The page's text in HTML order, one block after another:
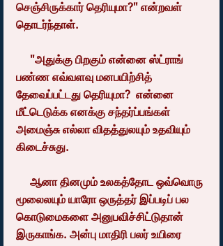
செஞ்சிருக்கார் தெரியுமா?" என்றவள்
தொடர்ந்தாள்.
பண்ண எவ்வளவு மனபயிற்சித்
தேவைப்பட்டது தெரியுமா?  என்னை
மீட்டெடுக்க எனக்கு சந்தர்ப்பங்கள்
அமைஞ்சு எல்லா விதத்துலயும் உதவியும்
கிடைச்சுது.
மூலைலயும் யாரோ ஒருத்தர் இப்படிப் பல
கொடுமைகளை அனுபவிச்சிட்டுதான்
இருகாங்க. அன்பு மாதிரி பலர் உயிரை